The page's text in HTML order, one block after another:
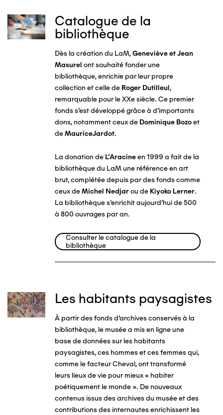
Image
Catalogue de la
bibliothèque
Dès la création du LaM,Geneviève et Jean
Masurel ont souhaité fonder une
bibliothèque, enrichie par leur propre
collection et celle de Roger Dutilleul,
remarquable pour le XXe siècle. Ce premier
fonds s'est développé grâce à d'importants
dons, notamment ceux de Dominique Bozoet
deMauriceJardot.
La donation de L’Aracineen 1999 a fait de la
bibliothèque du LaM une référence en art
brut, complétée depuis par des fonds comme
ceux deMichel Nedjarou de Kiyoko Lerner.
La bibliothèque s'enrichit aujourd'hui de 500
à 800 ouvrages par an.
Consulter le catalogue de la
bibliothèque
Image Les habitants paysagistes
À partir des fonds d'archives conservés à la
bibliothèque, le musée a mis en ligne une
base de données sur les habitants
paysagistes, ces hommes et ces femmes qui,
comme le facteur Cheval, ont transformé
leurs lieux de vie pour mieux « habiter
poétiquement le monde ». De nouveaux
contenus issus des archives du musée et des
contributions des internautes enrichissent les